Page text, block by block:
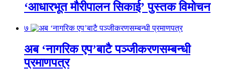
‘आधारभूत मौरीपालन सिकाई’ पुस्तक विमोचन
७
अब ‘नागरिक एप’बाटै पञ्जीकरणसम्बन्धी
प्रमाणपत्र